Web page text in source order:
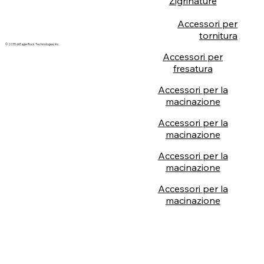
© 2035 di Eagle Rock Technologies, Inc.
Accessori per
tornitura
Accessori per
fresatura
Accessori per la
macinazione
Accessori per la
macinazione
Accessori per la
macinazione
Accessori per la
macinazione